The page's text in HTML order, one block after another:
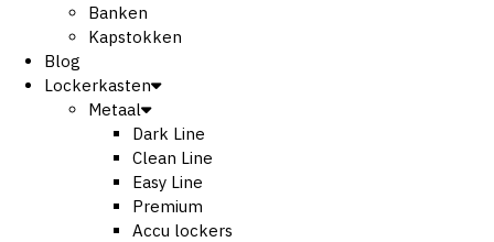
Banken
Kapstokken
Blog
Lockerkasten
Metaal
Dark Line
Clean Line
Easy Line
Premium
Accu lockers